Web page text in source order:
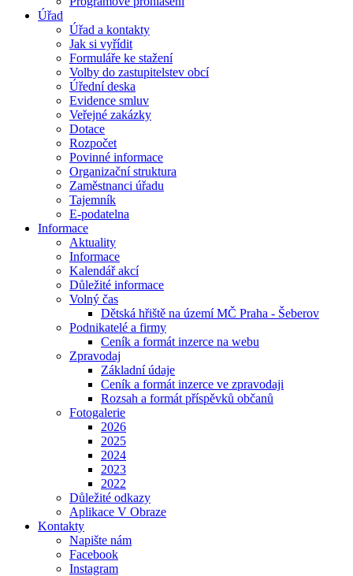
Úřad
Úřad a kontakty
Jak si vyřídit
Formuláře ke stažení
Volby do zastupitelstev obcí
Úřední deska
Evidence smluv
Veřejné zakázky
Dotace
Rozpočet
Povinné informace
Organizační struktura
Zaměstnanci úřadu
Tajemník
E-podatelna
Informace
Aktuality
Informace
Kalendář akcí
Důležité informace
Volný čas
Dětská hřiště na území MČ Praha - Šeberov
Podnikatelé a firmy
Ceník a formát inzerce na webu
Zpravodaj
Základní údaje
Ceník a formát inzerce ve zpravodaji
Rozsah a formát příspěvků občanů
Fotogalerie
2026
2025
2024
2023
2022
Důležité odkazy
Aplikace V Obraze
Kontakty
Napište nám
Facebook
Instagram